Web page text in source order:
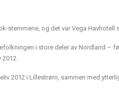
stemmene, og det var Vega
i store deler av Nordland –
2012.
2012 i Lillestrøm, sammen med